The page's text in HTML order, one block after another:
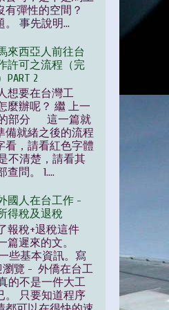
有彈性的空間？
事先說明...
來西亞人前往台
許可之流程（完
2
想要在台灣工
麼辦呢？ 繼 上一
的部分 這一篇就
備就緒之後的流程
看，請看紅色字體
不清楚，請看其
查問。 1....
國人在台工作 -
得稅及退稅
報稅+退稅這件
篇遲來的文。
些基本資訊。寫
瀏覽 - 外僑在台工
的不是一件大工
。 只要知道程序